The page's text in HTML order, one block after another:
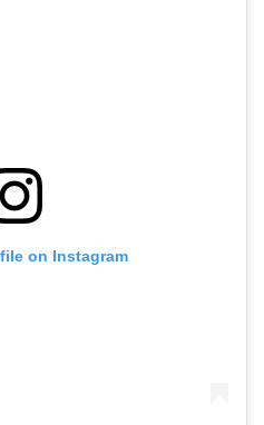
on Instagram